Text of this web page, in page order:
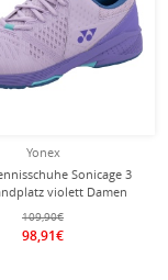
Yonex
Sonicage 3
violett Damen
109,90€
98,91€